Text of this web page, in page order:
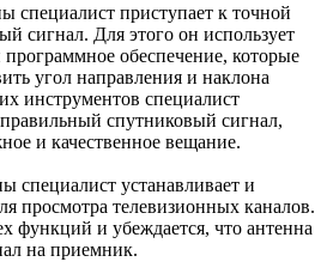
специалист приступает к точной
сигнал. Для этого он использует
обеспечение, которые
угол направления и наклона
инструментов специалист
спутниковый сигнал,
и качественное вещание.
специалист устанавливает и
просмотра телевизионных каналов.
функций и убеждается, что антенна
на приемник.